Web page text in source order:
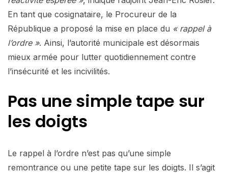
En tant que cosignataire, le Procureur de la
République a proposé la mise en place du « rappel à
l’ordre ». Ainsi, l’autorité municipale est désormais
mieux armée pour lutter quotidiennement contre
l’insécurité et les incivilités.
Pas une simple tape sur
les doigts
Le rappel à l’ordre n’est pas qu’une simple
remontrance ou une petite tape sur les doigts. Il s’agit